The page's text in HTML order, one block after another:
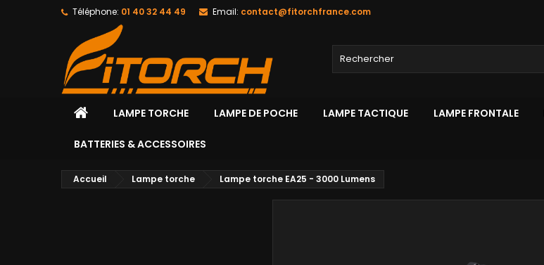
Téléphone: 01 40 32 44 49 Email: contact@fitorchfrance.com
LAMPE TORCHE LAMPE DE POCHE LAMPE TACTIQUE LAMPE FRONTALE
BATTERIES & ACCESSOIRES
Accueil Lampe torche Lampe torche EA25 - 3000 Lumens